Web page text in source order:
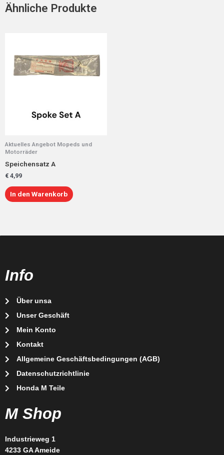
Ähnliche Produkte
Aktuelles Angebot Mopeds und
Motorräder
Speichensatz A
€ 4,99
In den Warenkorb
Info
Über unsa
Unser Geschäft
Mein Konto
Kontakt
Allgemeine Geschäftsbedingungen (AGB)
Datenschutzrichtlinie
Honda M Teile
M Shop
Industrieweg 1
4233 GA Ameide